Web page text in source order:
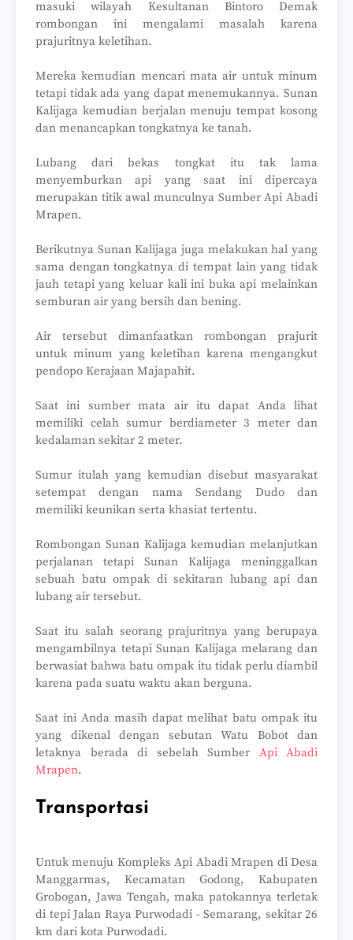
masuki wilayah Kesultanan Bintoro Demak
rombongan ini mengalami masalah karena
prajuritnya keletihan.
Mereka kemudian mencari mata air untuk minum
tetapi tidak ada yang dapat menemukannya. Sunan
Kalijaga kemudian berjalan menuju tempat kosong
dan menancapkan tongkatnya ke tanah.
Lubang dari bekas tongkat itu tak lama
menyemburkan api yang saat ini dipercaya
merupakan titik awal munculnya Sumber Api Abadi
Mrapen.
Berikutnya Sunan Kalijaga juga melakukan hal yang
sama dengan tongkatnya di tempat lain yang tidak
jauh tetapi yang keluar kali ini buka api melainkan
semburan air yang bersih dan bening.
Air tersebut dimanfaatkan rombongan prajurit
untuk minum yang keletihan karena mengangkut
pendopo Kerajaan Majapahit.
Saat ini sumber mata air itu dapat Anda lihat
memiliki celah sumur berdiameter 3 meter dan
kedalaman sekitar 2 meter.
Sumur itulah yang kemudian disebut masyarakat
setempat dengan nama Sendang Dudo dan
memiliki keunikan serta khasiat tertentu.
Rombongan Sunan Kalijaga kemudian melanjutkan
perjalanan tetapi Sunan Kalijaga meninggalkan
sebuah batu ompak di sekitaran lubang api dan
lubang air tersebut.
Saat itu salah seorang prajuritnya yang berupaya
mengambilnya tetapi Sunan Kalijaga melarang dan
berwasiat bahwa batu ompak itu tidak perlu diambil
karena pada suatu waktu akan berguna.
Saat ini Anda masih dapat melihat batu ompak itu
yang dikenal dengan sebutan Watu Bobot dan
letaknya berada di sebelah Sumber Api Abadi
Mrapen.
Transportasi
Untuk menuju Kompleks Api Abadi Mrapen di Desa
Manggarmas, Kecamatan Godong, Kabupaten
Grobogan, Jawa Tengah, maka patokannya terletak
di tepi Jalan Raya Purwodadi - Semarang, sekitar 26
km dari kota Purwodadi.